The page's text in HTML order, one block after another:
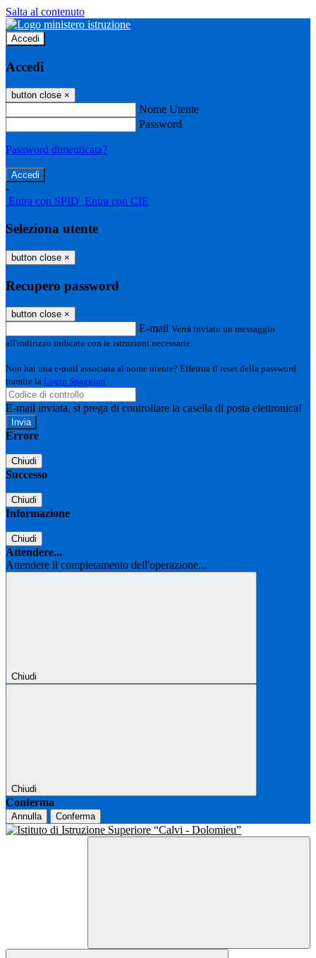
Salta al contenuto
Accedi
Accedi
button close ×
Nome Utente
Password
Password dimenticata?
-
Entra con SPID Entra con CIE
Seleziona utente
button close ×
Recupero password
button close ×
E-mail Verrà inviato un messaggio
all'indirizzo indicato con le istruzioni necessarie.
Non hai una e-mail associata al nome utente? Effettua il reset della password
tramite la Login Spaggiari
E-mail inviata, si prega di controllare la casella di posta elettronica!
Errore
Chiudi
Successo
Chiudi
Informazione
Chiudi
Attendere...
Attendere il completamento dell'operazione...
Chiudi
Chiudi
Conferma
Annulla Conferma